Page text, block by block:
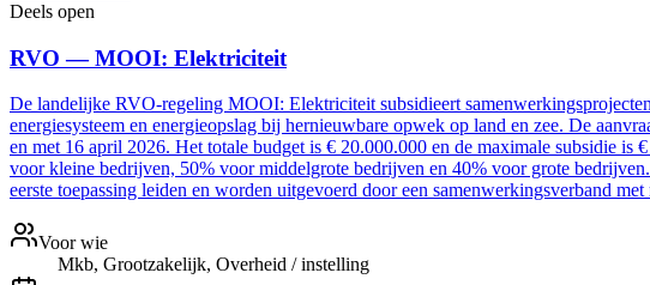
Deels open
RVO — MOOI: Elektriciteit
De landelijke RVO-regeling MOOI: Elektriciteit subsidieert
energiesysteem en energieopslag bij hernieuwbare opwek op land en zee. De
en met 16 april 2026. Het totale budget is € 20.000.000 en de maximale subsidie is
voor kleine bedrijven, 50% voor middelgrote bedrijven en 40% voor grote
eerste toepassing leiden en worden uitgevoerd door een samenwerkingsverband
Voor wie
Mkb, Grootzakelijk, Overheid / instelling